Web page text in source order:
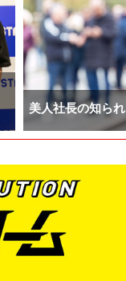
美人社長の知ら